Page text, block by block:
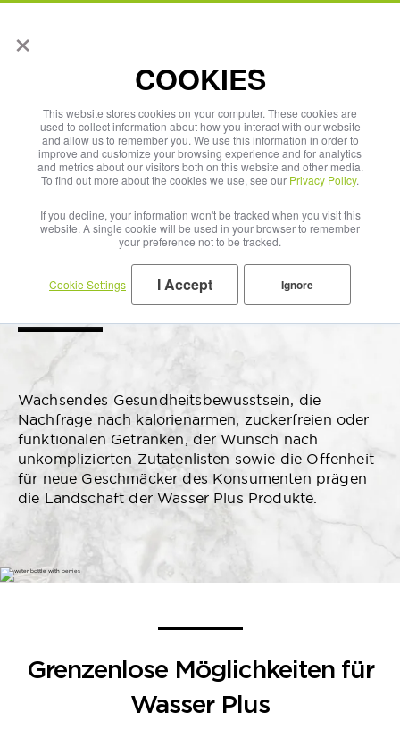
×
COOKIES
This website stores cookies on your computer. These cookies are
used to collect information about how you interact with our website
and allow us to remember you. We use this information in order to
improve and customize your browsing experience and for analytics
and metrics about our visitors both on this website and other media.
To find out more about the cookies we use, see our Privacy Policy.
If you decline, your information won't be tracked when you visit this
website. A single cookie will be used in your browser to remember
your preference not to be tracked.
Cookie Settings I Accept Ignore
Wasser Plus
Wachsendes Gesundheitsbewusstsein, die
Nachfrage nach kalorienarmen, zuckerfreien oder
funktionalen Getränken, der Wunsch nach
unkomplizierten Zutatenlisten sowie die Offenheit
für neue Geschmäcker des Konsumenten prägen
die Landschaft der Wasser Plus Produkte.
Grenzenlose Möglichkeiten für
Wasser Plus